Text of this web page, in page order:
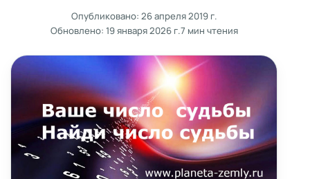
Опубликовано: 26 апреля 2019 г.
Обновлено: 19 января 2026 г.7 мин чтения